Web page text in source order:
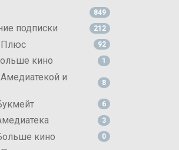
849
подписки 212
Плюс 92
кино 1
и
8
6
3
кино 0